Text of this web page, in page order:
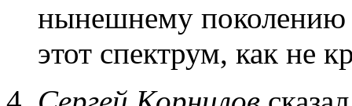
нынешнему поколению
этот спектрум, как не